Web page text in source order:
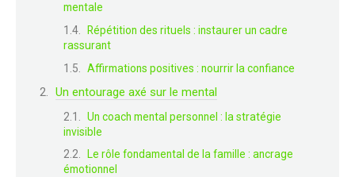
mentale
Répétition des rituels : instaurer un cadre
rassurant
Affirmations positives : nourrir la confiance
Un entourage axé sur le mental
Un coach mental personnel : la stratégie
invisible
Le rôle fondamental de la famille : ancrage
émotionnel